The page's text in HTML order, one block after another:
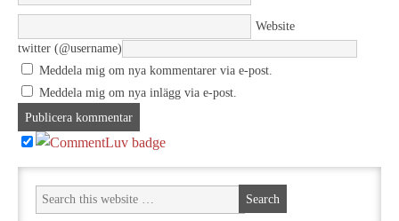
Website
twitter (@username)
Meddela mig om nya kommentarer via e-post.
Meddela mig om nya inlägg via e-post.